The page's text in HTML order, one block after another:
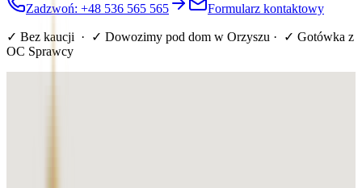
Zadzwoń: +48 536 565 565 Formularz kontaktowy
✓ Bez kaucji · ✓ Dowozimy pod dom w Orzyszu · ✓ Gotówka z
OC Sprawcy